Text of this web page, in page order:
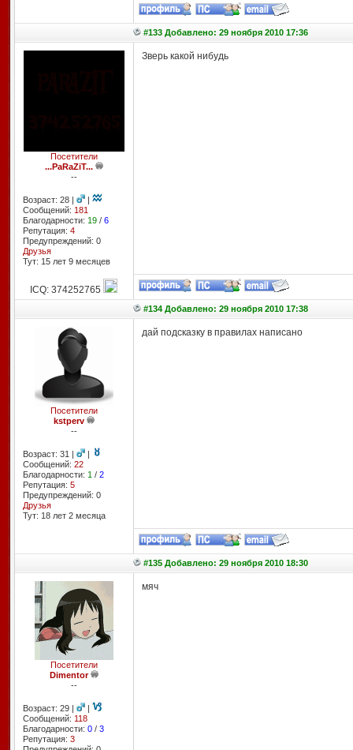
#133 Добавлено: 29 ноября 2010 17:36
Посетители
...PaRaZiT...
--
Возраст: 28 |
|
Сообщений: 181
Благодарности: 19/ 6
Репутация: 4
Предупреждений: 0
Друзья
Тут: 15 лет 9 месяцев
Зверь какой нибудь
ICQ: 374252765
#134 Добавлено: 29 ноября 2010 17:38
Посетители
kstperv
--
Возраст: 31 |
|
Сообщений: 22
Благодарности: 1 / 2
Репутация: 5
Предупреждений: 0
Друзья
Тут: 18 лет 2 месяцa
дай подсказку в правилах написано
#135 Добавлено: 29 ноября 2010 18:30
Посетители
Dimentor
--
Возраст: 29 |
|
Сообщений: 118
Благодарности: 0/ 3
Репутация: 3
мяч